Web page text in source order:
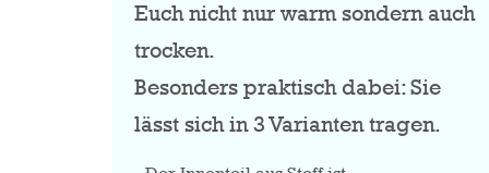
Euch nicht nur warm sondern auch
trocken.
Besonders praktisch dabei: Sie
lässt sich in 3 Varianten tragen.